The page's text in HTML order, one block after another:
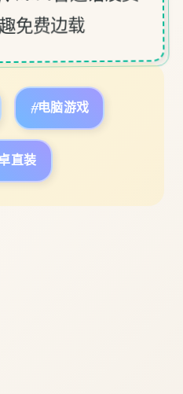
免费边载
#电脑游戏
直装